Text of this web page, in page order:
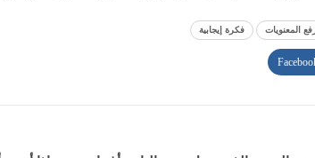
المعنويات فكرة إيجابية